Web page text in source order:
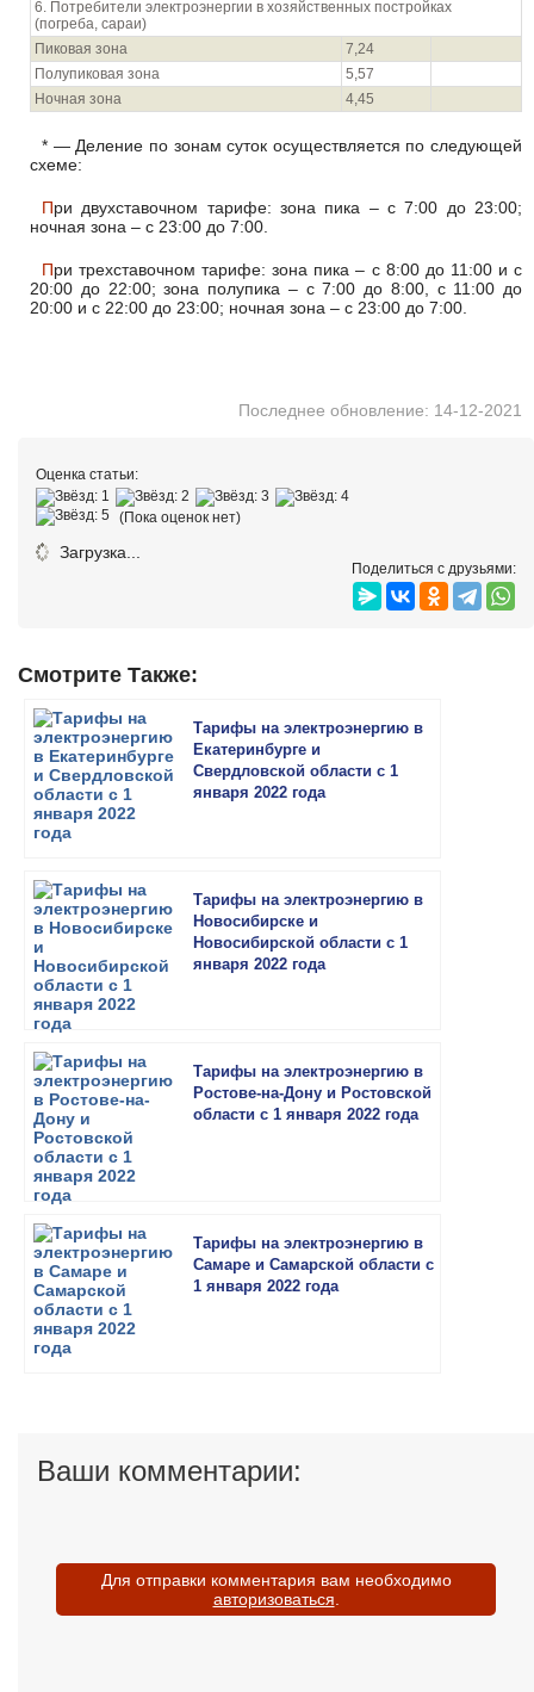
6. Потребители электроэнергии в хозяйственных постройках
(погреба, сараи)
Пиковая зона
7,24
Полупиковая зона
5,57
Ночная зона
4,45
* — Деление по зонам суток осуществляется по следующей
схеме:
При двухставочном тарифе: зона пика – с 7:00 до 23:00;
ночная зона – с 23:00 до 7:00.
При трехставочном тарифе: зона пика – с 8:00 до 11:00 и с
20:00 до 22:00; зона полупика – с 7:00 до 8:00, с 11:00 до
20:00 и с 22:00 до 23:00; ночная зона – с 23:00 до 7:00.
Последнее обновление: 14-12-2021
Оценка статьи:
(Пока оценок нет)
Загрузка...
Поделиться с друзьями:
Смотрите Также:
Тарифы на электроэнергию в
Екатеринбурге и
Свердловской области с 1
января 2022 года
Тарифы на электроэнергию в
Новосибирске и
Новосибирской области с 1
января 2022 года
Тарифы на электроэнергию в
Ростове-на-Дону и Ростовской
области с 1 января 2022 года
Тарифы на электроэнергию в
Самаре и Самарской области с
1 января 2022 года
Ваши комментарии:
Для отправки комментария вам необходимо
авторизоваться